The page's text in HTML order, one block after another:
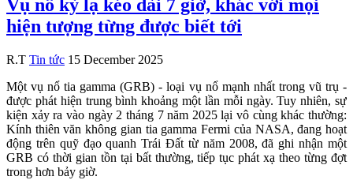
Vụ nổ kỳ lạ kéo dài 7 giờ, khác với mọi
hiện tượng từng được biết tới
R.T Tin tức 15 December 2025
Một vụ nổ tia gamma (GRB) - loại vụ nổ mạnh nhất trong vũ trụ -
được phát hiện trung bình khoảng một lần mỗi ngày. Tuy nhiên, sự
kiện xảy ra vào ngày 2 tháng 7 năm 2025 lại vô cùng khác thường:
Kính thiên văn không gian tia gamma Fermi của NASA, đang hoạt
động trên quỹ đạo quanh Trái Đất từ năm 2008, đã ghi nhận một
GRB có thời gian tồn tại bất thường, tiếp tục phát xạ theo từng đợt
trong hơn bảy giờ.